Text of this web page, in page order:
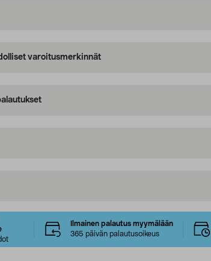
varoitusmerkinnät
Ilmainen palautus myymälään
365 päivän palautusoikeus